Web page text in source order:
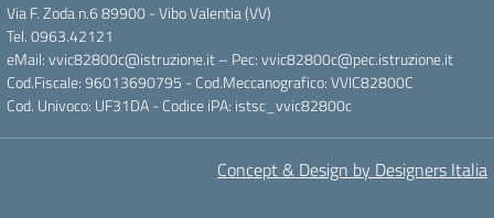
Via F. Zoda n.6 89900 - Vibo Valentia (VV)
Tel. 0963.42121
eMail: vvic82800c@istruzione.it – Pec: vvic82800c@pec.istruzione.it
Cod.Fiscale: 96013690795 - Cod.Meccanografico: VVIC82800C
Cod. Univoco: UF31DA - Codice iPA: istsc_vvic82800c
Concept & Design by Designers Italia